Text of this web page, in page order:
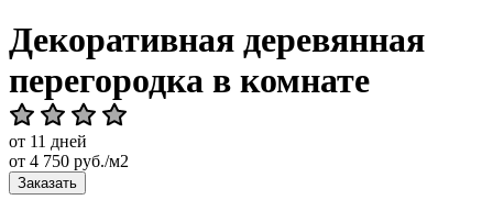
Декоративная деревянная
перегородка в комнате
от 11 дней
от 4 750 руб./м2
Заказать